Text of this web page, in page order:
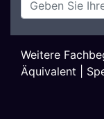
Weitere
Äquivalent